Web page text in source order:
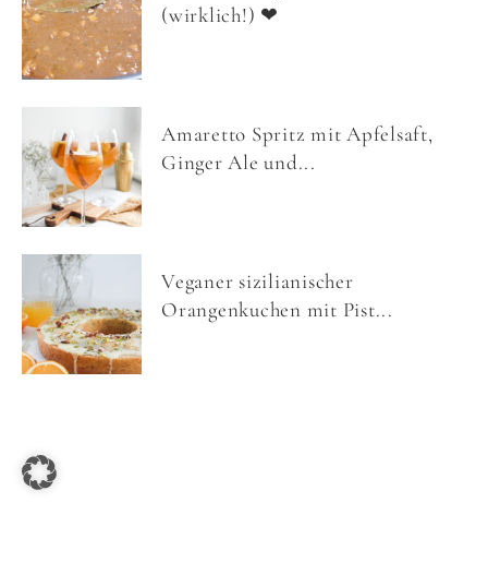
(wirklich!) ❤
Amaretto Spritz mit Apfelsaft,
Ginger Ale und...
Veganer sizilianischer
Orangenkuchen mit Pist...